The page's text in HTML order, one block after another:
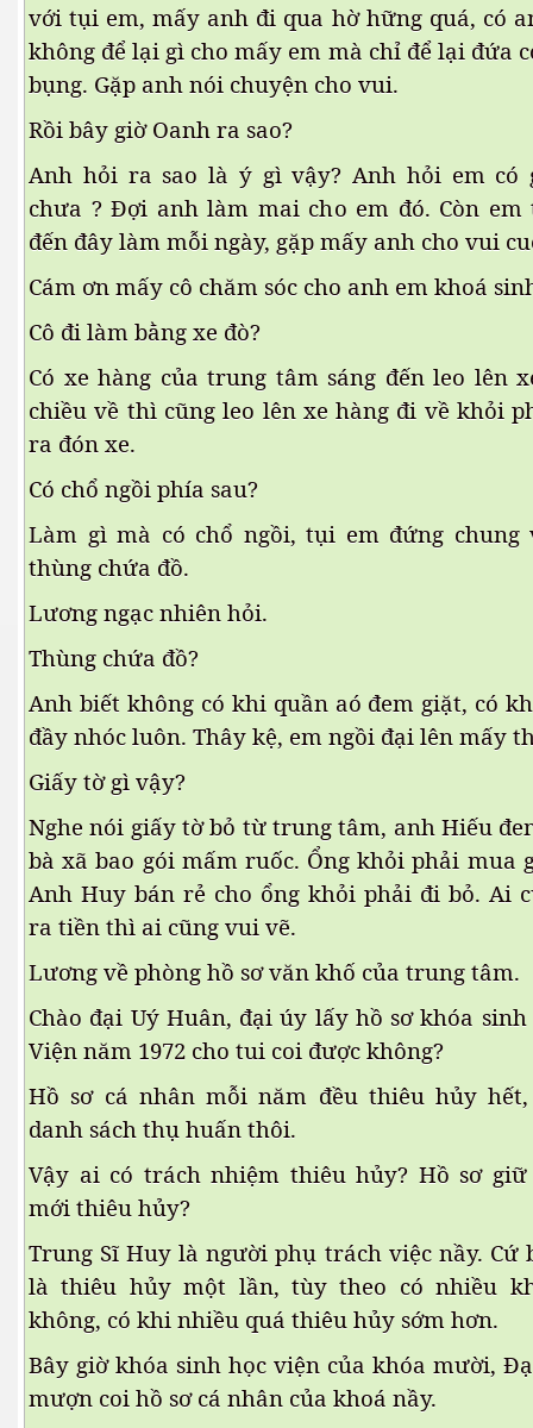
với tụi em, mấy anh đi qua hờ hững quá, có
không để lại gì cho mấy em mà chỉ để lại đứa
bụng. Gặp anh nói chuyện cho vui.
Rồi bây giờ Oanh ra sao?
Anh hỏi ra sao là ý gì vậy? Anh hỏi em có
chưa ? Đợi anh làm mai cho em đó. Còn em
đến đây làm mỗi ngày, gặp mấy anh cho vui
Cám ơn mấy cô chăm sóc cho anh em khoá
Cô đi làm bằng xe đò?
Có xe hàng của trung tâm sáng đến leo lên
chiều về thì cũng leo lên xe hàng đi về khỏi
ra đón xe.
Có chổ ngồi phía sau?
Làm gì mà có chổ ngồi, tụi em đứng chung
thùng chứa đồ.
Lương ngạc nhiên hỏi.
Thùng chứa đồ?
Anh biết không có khi quần aó đem giặt, có
đầy nhóc luôn. Thây kệ, em ngồi đại lên mấy
Giấy tờ gì vậy?
Nghe nói giấy tờ bỏ từ trung tâm, anh Hiếu
bà xã bao gói mấm ruốc. Ổng khỏi phải mua
Anh Huy bán rẻ cho ổng khỏi phải đi bỏ. Ai
ra tiền thì ai cũng vui vẽ.
Lương về phòng hồ sơ văn khố của trung tâm.
Chào đại Uý Huân, đại úy lấy hồ sơ khóa sinh
Viện năm 1972 cho tui coi được không?
Hồ sơ cá nhân mỗi năm đều thiêu hủy
danh sách thụ huấn thôi.
Vậy ai có trách nhiệm thiêu hủy? Hồ sơ
mới thiêu hủy?
Trung Sĩ Huy là người phụ trách việc nầy. Cứ
là thiêu hủy một lần, tùy theo có nhiều
không, có khi nhiều quá thiêu hủy sớm hơn.
Bây giờ khóa sinh học viện của khóa mười,
mượn coi hồ sơ cá nhân của khoá nầy.
Cửu Long
giá